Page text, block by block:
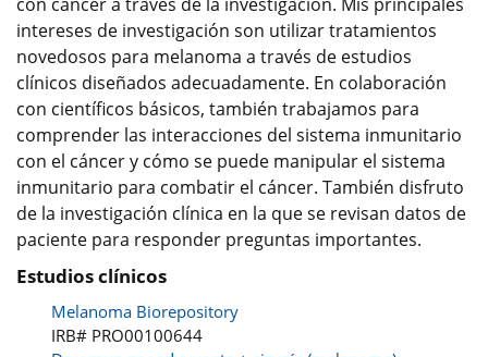
intereses de investigación son utilizar tratamientos
novedosos para melanoma a través de estudios
clínicos diseñados adecuadamente. En colaboración
con científicos básicos, también trabajamos para
comprender las interacciones del sistema inmunitario
con el cáncer y cómo se puede manipular el sistema
inmunitario para combatir el cáncer. También disfruto
de la investigación clínica en la que se revisan datos de
paciente para responder preguntas importantes.
Estudios clínicos
Melanoma Biorepository
IRB# PRO00100644